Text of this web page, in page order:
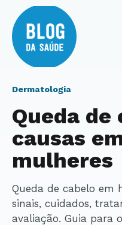
Dermatologia
Queda de
causas
mulheres
Queda de cabelo em homens e mulheres: veja
sinais, cuidados,
avaliação. Guia para